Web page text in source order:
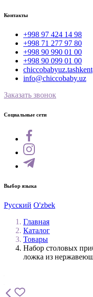
Контакты
+998 97 424 14 98
+998 71 277 97 80
+998 90 990 01 00
+998 90 099 01 00
info@chiccobaby.uz
Заказать звонок
Социальные сети
Выбор языка
Русский O'zbek
Главная
Каталог
Товары
Набор столовых
ложка из